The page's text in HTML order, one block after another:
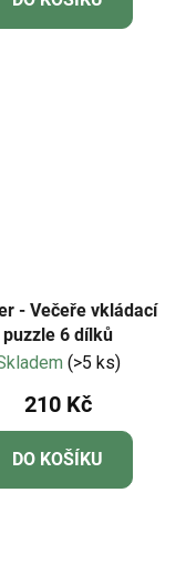
- Večeře vkládací
puzzle 6 dílků
(>5 ks)
210 Kč
DO KOŠÍKU